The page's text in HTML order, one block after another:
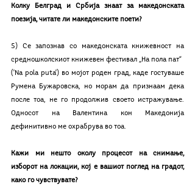
Колку Белград и Србија знаат за македонската
поезија, читате ли македонските поети?
5) Се запознав со македонската книжевност на
средношколскиот книжевен фестивал „На пола пат“
('Na pola puta') во мојот роден град, каде гостуваше
Румена Бужаровска, но морам да признаам дека
после тоа, не го продолжив своето истражување.
Односот на Валентина кон Македонија
дефинитивно ме охрабрува во тоа.
Кажи ми нешто околу процесот на снимање,
изборот на локации, кој е вашиот поглед на градот,
како го чувствувате?